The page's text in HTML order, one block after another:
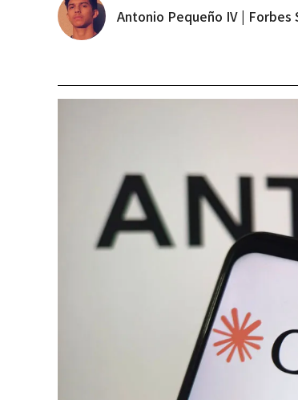
Antonio Pequeño IV | Forbes